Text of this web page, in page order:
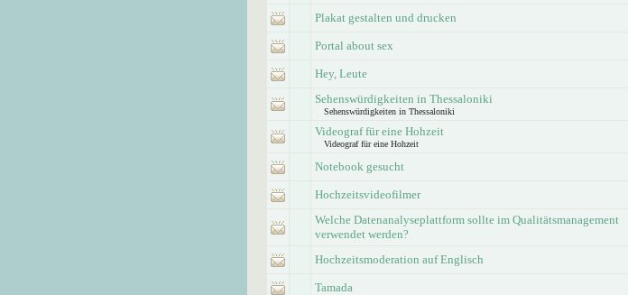
Plakat gestalten und drucken
Portal about sex
Hey, Leute
Sehenswürdigkeiten in Thessaloniki
Sehenswürdigkeiten in Thessaloniki
Videograf für eine Hohzeit
Videograf für eine Hohzeit
Notebook gesucht
Hochzeitsvideofilmer
Welche Datenanalyseplattform sollte im Qualitätsmanagement
verwendet werden?
Hochzeitsmoderation auf Englisch
Tamada